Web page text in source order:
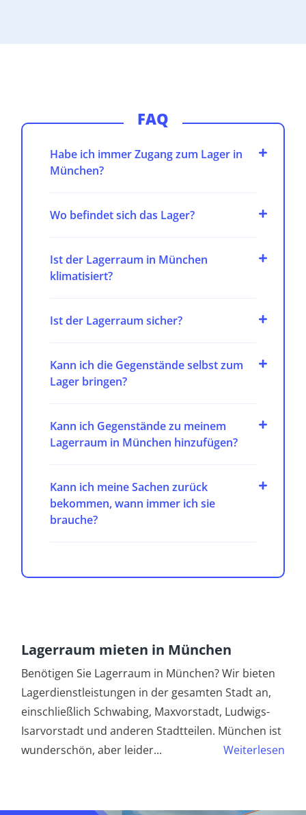
FAQ
Habe ich immer Zugang zum Lager in
München?
Wo befindet sich das Lager?
Ist der Lagerraum in München
klimatisiert?
Ist der Lagerraum sicher?
Kann ich die Gegenstände selbst zum
Lager bringen?
Kann ich Gegenstände zu meinem
Lagerraum in München hinzufügen?
Kann ich meine Sachen zurück
bekommen, wann immer ich sie
brauche?
Lagerraum mieten in München
Benötigen Sie Lagerraum in München? Wir bieten
Lagerdienstleistungen in der gesamten Stadt an,
einschließlich Schwabing, Maxvorstadt, Ludwigs-
Isarvorstadt und anderen Stadtteilen. München ist
wunderschön, aber leider... Weiterlesen